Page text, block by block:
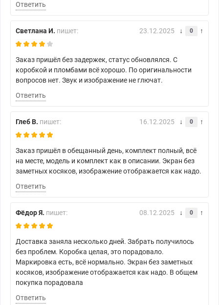
Ответить
Светлана И. пишет: 23.12.2025 0
Заказ пришёл без задержек, статус обновлялся. С
коробкой и пломбами всё хорошо. По оригинальности
вопросов нет. Звук и изображение не глючат.
Ответить
Глеб В. пишет: 16.12.2025 0
Заказ пришёл в обещанный день, комплект полный, всё
на месте, модель и комплект как в описании. Экран без
заметных косяков, изображение отображается как надо.
Ответить
Фёдор Я. пишет: 08.12.2025 0
Доставка заняла несколько дней. Забрать получилось
без проблем. Коробка целая, это порадовало.
Маркировка есть, всё нормально. Экран без заметных
косяков, изображение отображается как надо. В общем
покупка порадовала
Ответить